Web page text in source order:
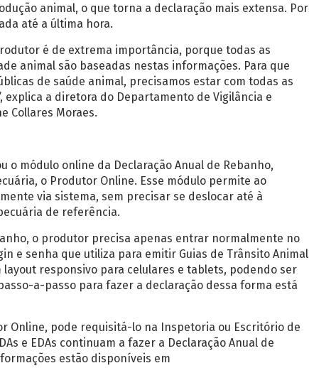
animal, o que torna a declaração mais extensa. Por
até a última hora.
é de extrema importância, porque todas as
animal são baseadas nestas informações. Para que
de saúde animal, precisamos estar com todas as
explica a diretora do Departamento de Vigilância e
Collares Moraes.
o módulo online da Declaração Anual de Rebanho,
o Produtor Online. Esse módulo permite ao
via sistema, sem precisar se deslocar até à
de referência.
o produtor precisa apenas entrar normalmente no
e senha que utiliza para emitir Guias de Trânsito Animal
layout responsivo para celulares e tablets, podendo ser
a-passo para fazer a declaração dessa forma está
Online, pode requisitá-lo na Inspetoria ou Escritório de
e EDAs continuam a fazer a Declaração Anual de
estão disponíveis em